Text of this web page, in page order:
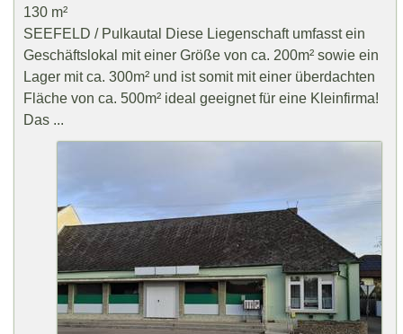
130 m²
SEEFELD / Pulkautal Diese Liegenschaft umfasst ein
Geschäftslokal mit einer Größe von ca. 200m² sowie ein
Lager mit ca. 300m² und ist somit mit einer überdachten
Fläche von ca. 500m² ideal geeignet für eine Kleinfirma!
Das ...